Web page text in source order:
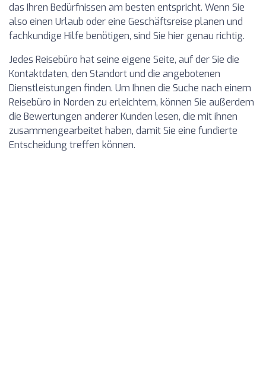
das Ihren Bedürfnissen am besten entspricht. Wenn Sie
also einen Urlaub oder eine Geschäftsreise planen und
fachkundige Hilfe benötigen, sind Sie hier genau richtig.
Jedes Reisebüro hat seine eigene Seite, auf der Sie die
Kontaktdaten, den Standort und die angebotenen
Dienstleistungen finden. Um Ihnen die Suche nach einem
Reisebüro in Norden zu erleichtern, können Sie außerdem
die Bewertungen anderer Kunden lesen, die mit ihnen
zusammengearbeitet haben, damit Sie eine fundierte
Entscheidung treffen können.